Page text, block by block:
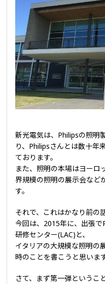
新光電気は、Philipsの照明
り、Philipsさんとは数十年
ております。
また、照明の本場はヨーロ
界規模の照明の展示会など
す。
それで、これはかなり前の
今回は、2015年に、出張
研修センター(LAC)と、
イタリアの大規模な照明の
時のことを書こうと思います
さて、まず第一弾というこ